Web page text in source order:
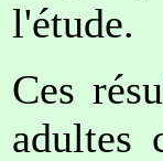
l'étude.
Ces
adultes